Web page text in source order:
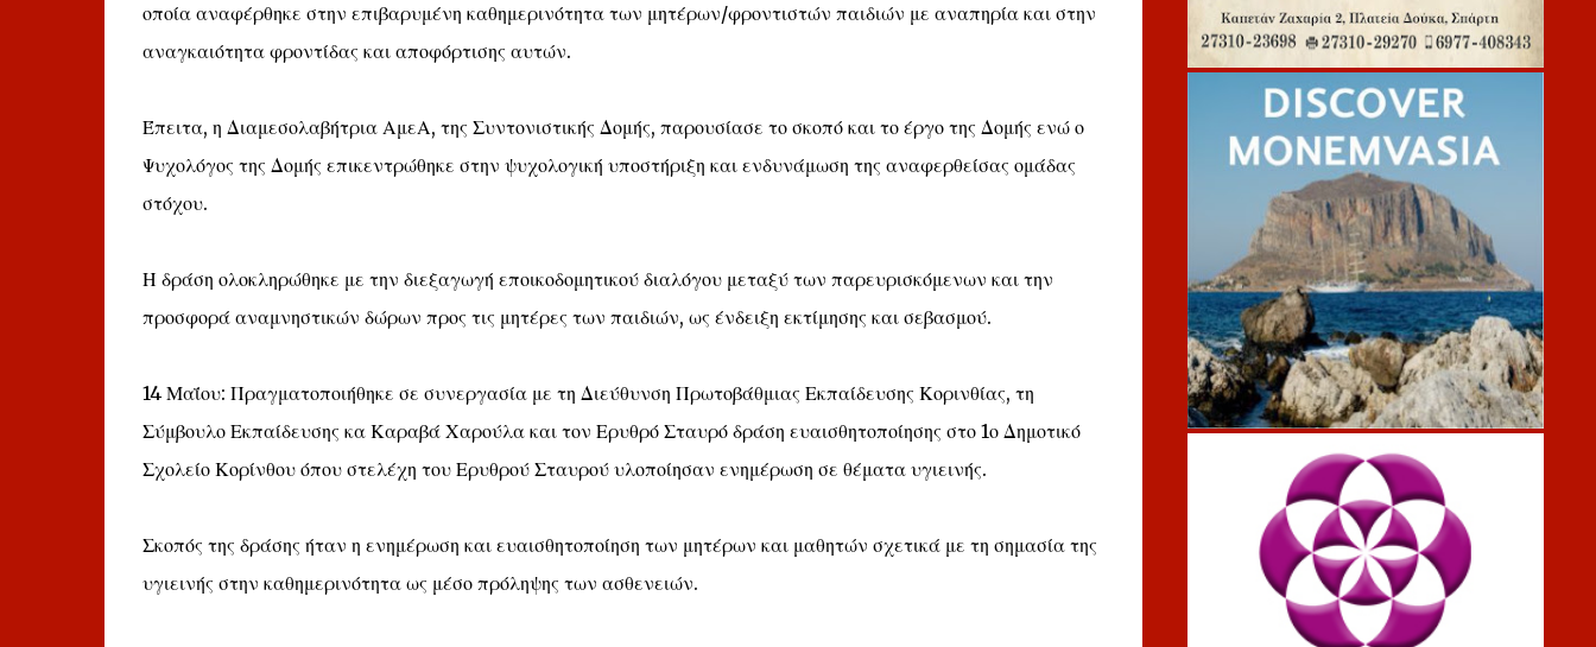
οποία αναφέρθηκε στην επιβαρυμένη καθημερινότητα των μητέρων/φροντιστών παιδιών με αναπηρία και στην
αναγκαιότητα φροντίδας και αποφόρτισης αυτών.
Έπειτα, η Διαμεσολαβήτρια ΑμεΑ, της Συντονιστικής Δομής, παρουσίασε το σκοπό και το έργο της Δομής ενώ ο
Ψυχολόγος της Δομής επικεντρώθηκε στην ψυχολογική υποστήριξη και ενδυνάμωση της αναφερθείσας ομάδας
στόχου.
Η δράση ολοκληρώθηκε με την διεξαγωγή εποικοδομητικού διαλόγου μεταξύ των παρευρισκόμενων και την
προσφορά αναμνηστικών δώρων προς τις μητέρες των παιδιών, ως ένδειξη εκτίμησης και σεβασμού.
14 Μαΐου: Πραγματοποιήθηκε σε συνεργασία με τη Διεύθυνση Πρωτοβάθμιας Εκπαίδευσης Κορινθίας, τη
Σύμβουλο Εκπαίδευσης κα Καραβά Χαρούλα και τον Ερυθρό Σταυρό δράση ευαισθητοποίησης στο 1ο Δημοτικό
Σχολείο Κορίνθου όπου στελέχη του Ερυθρού Σταυρού υλοποίησαν ενημέρωση σε θέματα υγιεινής.
Σκοπός της δράσης ήταν η ενημέρωση και ευαισθητοποίηση των μητέρων και μαθητών σχετικά με τη σημασία της
υγιεινής στην καθημερινότητα ως μέσο πρόληψης των ασθενειών.